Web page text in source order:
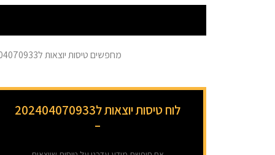
מחפשים טיסות יוצאות ל202404070933?- כאן ניתן למצוא מידע בזמן אמת על כל הטיסות ל202404070933. המידע מתעדכן מספר פעמים בשעה.
לוח טיסות יוצאות ל202404070933
–